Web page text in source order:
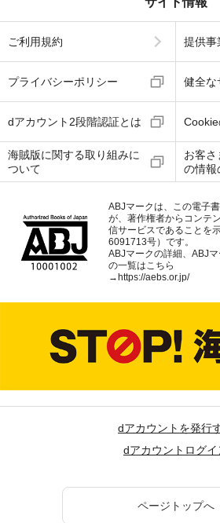
ご利用規約 提供事
プライバシーポリシー 健全な
dアカウント2段階認証とは
海賊版に関する取り組みに
ついて
お客さ
の情報
ABJマークは、この電子
が、著作権者からコンテ
信サービスであることを
6091713号）です。
ABJマークの詳細、ABJ
の一覧はこちら
→ https://aebs.or.jp/
dアカウントを発行
dアカウントログイ
ページトップへ